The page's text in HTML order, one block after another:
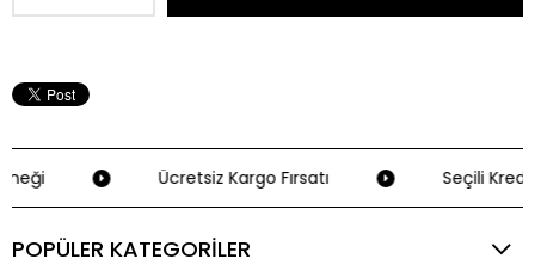
Ücretsiz Kargo Fırsatı Seçili Kredi
POPÜLER KATEGORİLER